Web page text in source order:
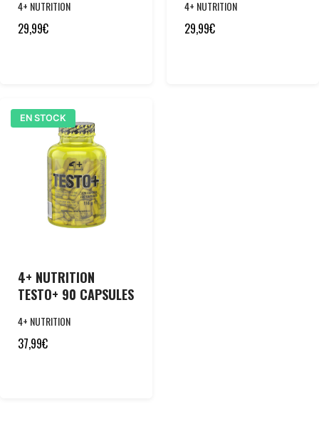
4+ NUTRITION
29,99€
4+ NUTRITION
29,99€
EN STOCK
4+ NUTRITION
TESTO+ 90 CAPSULES
4+ NUTRITION
37,99€